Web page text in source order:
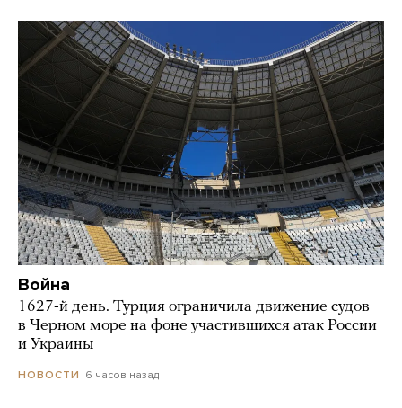
Война
1627-й день. Турция ограничила движение судов
в Черном море на фоне участившихся атак России
и Украины
НОВОСТИ 6 часов назад